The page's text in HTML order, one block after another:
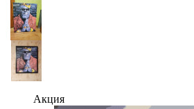
Акция